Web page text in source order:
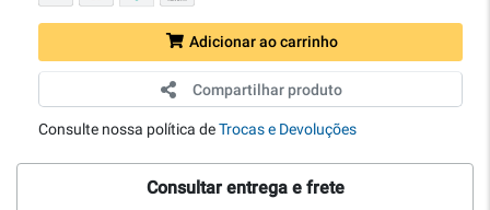
Adicionar ao carrinho
Compartilhar produto
Consulte nossa política deTrocas e Devoluções
Consultar entrega e frete